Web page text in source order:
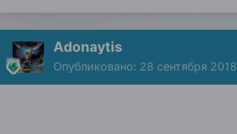
Adonaytis
Опубликовано: 28 сентября 2018